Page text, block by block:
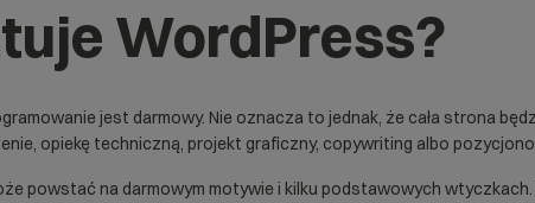
WordPress?
jest darmowy. Nie oznacza to jednak, że cała strona
opiekę techniczną, projekt graficzny, copywriting albo
powstać na darmowym motywie i kilku podstawowych